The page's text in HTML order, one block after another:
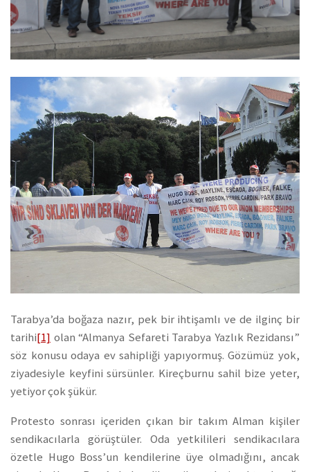
Tarabya’da boğaza nazır, pek bir ihtişamlı ve de ilginç bir
tarihi[1] olan “Almanya Sefareti Tarabya Yazlık Rezidansı”
söz konusu odaya ev sahipliği yapıyormuş. Gözümüz yok,
ziyadesiyle keyfini sürsünler. Kireçburnu sahil bize yeter,
yetiyor çok şükür.
Protesto sonrası içeriden çıkan bir takım Alman kişiler
sendikacılarla görüştüler. Oda yetkilileri sendikacılara
özetle Hugo Boss’un kendilerine üye olmadığını, ancak